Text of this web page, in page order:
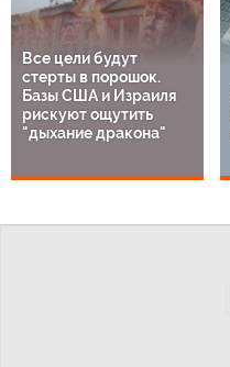
Все цели будут
стерты в порошок.
Базы США и Израиля
рискуют ощутить
"дыхание дракона"